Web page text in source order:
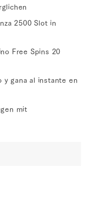
2500 Slot in
Free Spins 20
gana al instante en
mit